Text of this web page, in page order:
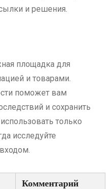
и решения.
площадка для
и товарами.
поможет вам
и сохранить
только
исследуйте
Комментарий